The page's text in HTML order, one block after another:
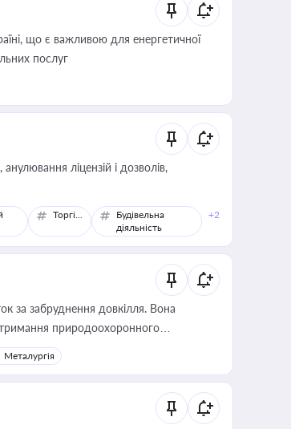
що є важливою для енергетичної
послуг
ліцензій і дозволів,
Торгівля
Будівельна
діяльність
+2
за забруднення довкілля. Вона
природоохоронного
Металургія